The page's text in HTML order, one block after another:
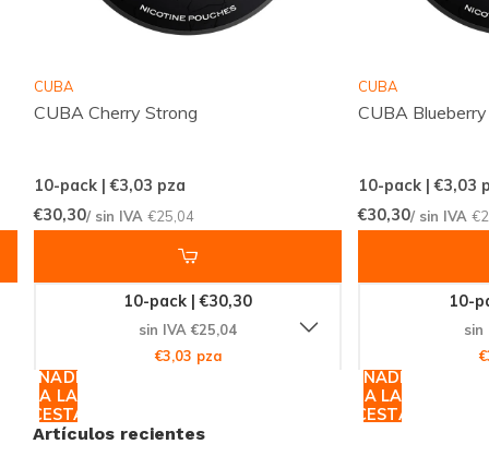
aquellos que buscan un impacto potente y una
Calidad Asegurada por
de productos de nicotina,CUBA Black Currant Strong
es sinónimo de calidad y confianza. El contenido total
por envase es de13 gramos, asegurando que cada
dosis sea tan satisfactoria como la primera.
Descubre CUBA en Snussie
Si estás listo para desafiar tus límites y experimentar
CUBA
CUBA Cherry Strong
10-pack | €3,03 pza
€30,30/ sin IVA€25,04
10-pack | €30,30
sin IVA €25,04
€3,03 pza
AÑADIR
A LA
CESTA
CUBA
CUBA
10-pack | €3,03
€30,30/ sin IVA
10-
sin
AÑADIR
A LA
CESTA
Artículos recientes